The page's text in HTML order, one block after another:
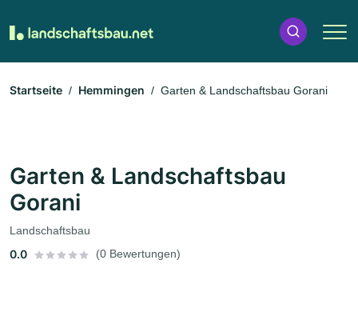
Startseite Hemmingen Garten & Landschaftsbau Gorani
Garten & Landschaftsbau
Gorani
Landschaftsbau
0.0 (0 Bewertungen)